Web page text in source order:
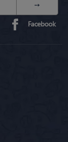
Facebook